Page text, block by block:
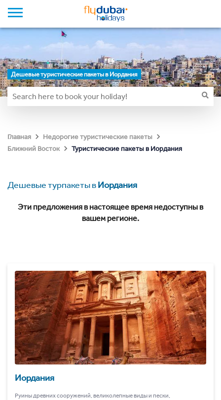
Дешевые туристические пакеты в Иордания
Главная
Недорогие туристические пакеты
Ближний Восток
Туристические пакеты в Иордания
Дешевые турпакеты вИордания
Эти предложения в настоящее время недоступны в
вашем регионе.
Иордания
Руины древних сооружений, великолепные виды и пески,